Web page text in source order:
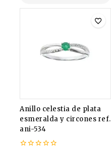
Opciones
Anillo celestia de plata
esmeralda y circones ref.
ani-534